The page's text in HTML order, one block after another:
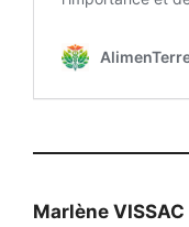
Marlène VISSAC